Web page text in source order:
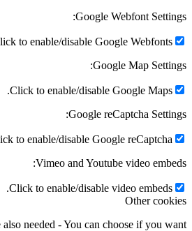
Google Webfont
Click to enable/disable Google
Google Map
Click to enable/disable Google
Google reCaptcha
Click to enable/disable Google
Vimeo and Youtube video
Click to enable/disable video
Other
are also needed - You can choose if you